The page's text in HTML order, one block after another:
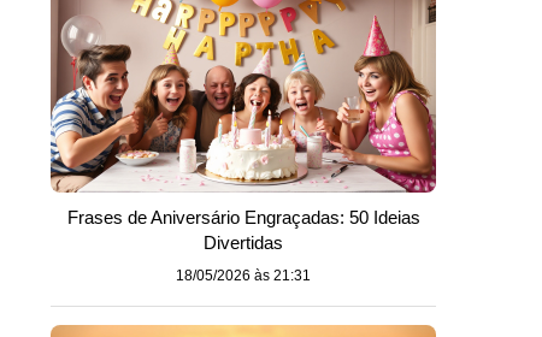
Frases de Aniversário Engraçadas: 50 Ideias
Divertidas
18/05/2026 às 21:31